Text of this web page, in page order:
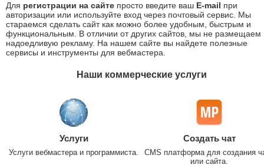
Для регистрации на сайте просто введите ваш E-mail при
авторизации или используйте вход через почтовый сервис. Мы
стараемся сделать сайт как можно более удобным, быстрым и
функциональным. В отличии от других сайтов, мы не размещаем
надоедливую рекламу. На нашем сайте вы найдете полезные
сервисы и инструменты для вебмастера.
Наши коммерческие услуги
Услуги
Услуги вебмастера и программиста.
Создать чат
CMS платформа для создания
или сайта.